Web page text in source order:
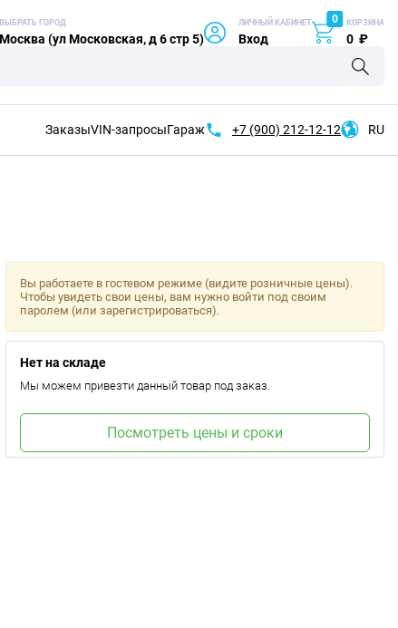
ВЫБРАТЬ ГОРОД
Москва (ул Московская, д 6 стр 5)
ЛИЧНЫЙ КАБИНЕТ
Вход
0 КОРЗИНА
0 ₽
ЗаказыVIN-запросыГараж +7 (900) 212-12-12 RU
Вы работаете в гостевом режиме (видите розничные цены).
Чтобы увидеть свои цены, вам нужно войти под своим
паролем (или зарегистрироваться).
Нет на складе
Мы можем привезти данный товар под заказ.
Посмотреть цены и сроки